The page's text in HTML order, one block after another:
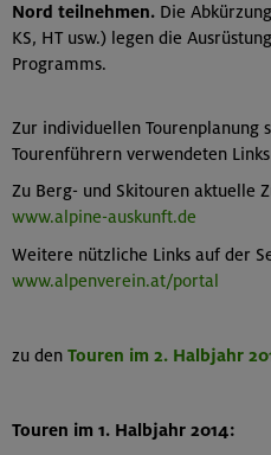
Nord teilnehmen. Die
KS, HT usw.) legen die
Programms.
Zur individuellen Tourenplanung
Tourenführern verwendeten
Zu Berg- und Skitouren aktuelle
www.alpine-auskunft.de
Weitere nützliche Links auf der
www.alpenverein.at/portal
zu den Touren im 2. Halbjahr
Touren im 1. Halbjahr 2014: